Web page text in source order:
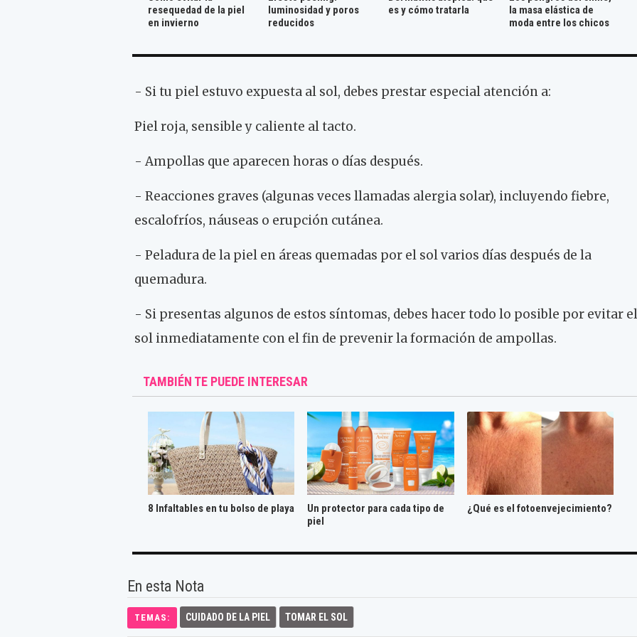
resequedad de la piel
en invierno
luminosidad y poros
reducidos
es y cómo tratarla
la masa elástica de
moda entre los chicos
- Si tu piel estuvo expuesta al sol, debes prestar especial atención a:
Piel roja, sensible y caliente al tacto.
- Ampollas que aparecen horas o días después.
- Reacciones graves (algunas veces llamadas alergia solar), incluyendo fiebre,
escalofríos, náuseas o erupción cutánea.
- Peladura de la piel en áreas quemadas por el sol varios días después de la
quemadura.
- Si presentas algunos de estos síntomas, debes hacer todo lo posible por evitar el
sol inmediatamente con el fin de prevenir la formación de ampollas.
TAMBIÉN TE PUEDE INTERESAR
8 Infaltables en tu bolso de playa
Un protector para cada tipo de
piel
¿Qué es el fotoenvejecimiento?
En esta Nota
TEMAS: CUIDADO DE LA PIEL TOMAR EL SOL